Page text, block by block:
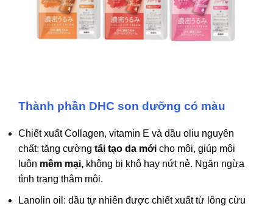
Thành phần DHC son dưỡng có màu
Chiết xuất Collagen, vitamin E và dầu oliu nguyên
chất: tăng cường tái tạo da mới cho môi, giúp môi
luôn mềm mại, không bị khô hay nứt nẻ. Ngăn ngừa
tình trạng thâm môi.
Lanolin oil: dầu tự nhiên được chiết xuất từ lông cừu